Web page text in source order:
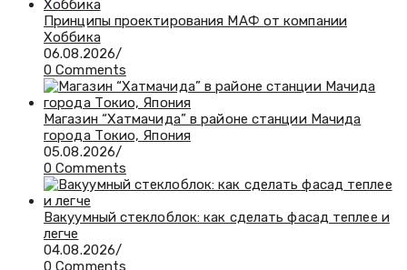
Принципы проектирования МАФ от компании
Хоббика
06.08.2026/
0 Comments
Магазин “Хатмачида” в районе станции Мачида
города Токио, Япония
05.08.2026/
0 Comments
Вакуумный стеклоблок: как сделать фасад теплее и
легче
04.08.2026/
0 Comments